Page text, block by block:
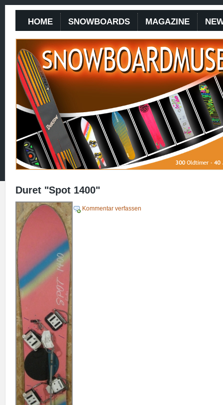
HOME SNOWBOARDS MAGAZINE
Duret "Spot 1400"
Kommentar verfassen